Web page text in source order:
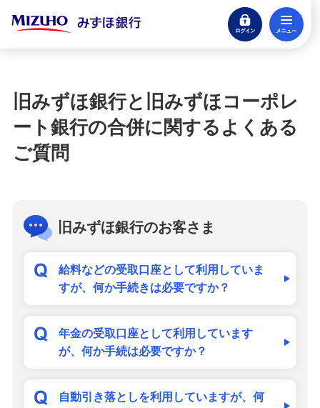
ログイン
閉じる
口座開設
来店不要・スマホで完結
ローン
住宅ローン・カードローン
貯める・増やす
預金・NISA・資産運用
備える
相続・保険
生涯学習
旧みずほ銀行と旧みずほコーポレ
ート銀行の合併に関するよくある
ご質問
旧みずほ銀行のお客さま
給料などの受取口座として利用していま
すが、何か手続きは必要ですか？
年金の受取口座として利用しています
が、何か手続は必要ですか？
自動引き落としを利用していますが、何